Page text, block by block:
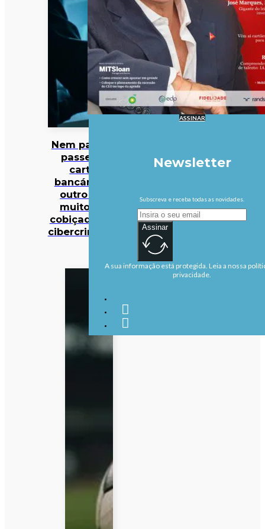
Nem palavras-
passe nem
cartões
bancários: há
outro dado
muito mais
cobiçado pelos
cibercriminosos
ASSINAR
Newsletter
Subscreva e receba todas as novidades.
Assinar
A sua informação está protegida. Leia a nossa
privacidade.